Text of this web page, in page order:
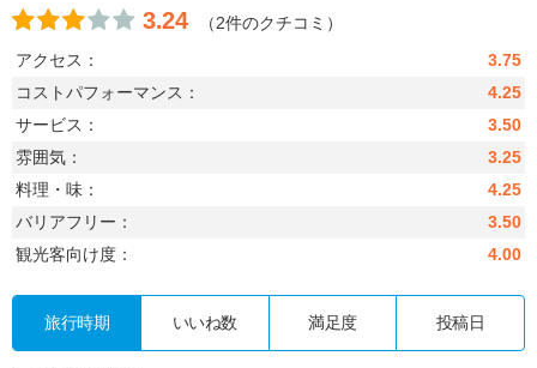
3.24
（2件のクチコミ）
アクセス：
3.75
コストパフォーマンス：
4.25
サービス：
3.50
雰囲気：
3.25
料理・味：
4.25
バリアフリー：
3.50
観光客向け度：
4.00
旅行時期 いいね数 満足度 投稿日